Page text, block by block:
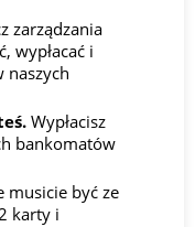
zarządzania
wypłacać i
naszych
Wypłacisz
bankomatów
musicie być ze
karty i